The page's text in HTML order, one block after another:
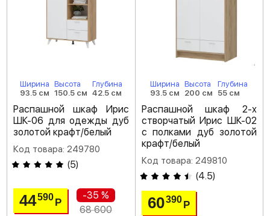
Ширина
93.5 см
Высота
150.5 см
Глубина
42.5 см
Распашной шкаф Ирис
ШК-06 для одежды дуб
золотой крафт/белый
Код товара: 249780
(5)
44590Р
-35 %
68 600
Ширина
93.5 см
Высота
200 см
Глубина
55 см
Распашной шкаф 2-х
створчатый Ирис ШК-02
с полками дуб золотой
крафт/белый
Код товара: 249810
(4.5)
60390 Р